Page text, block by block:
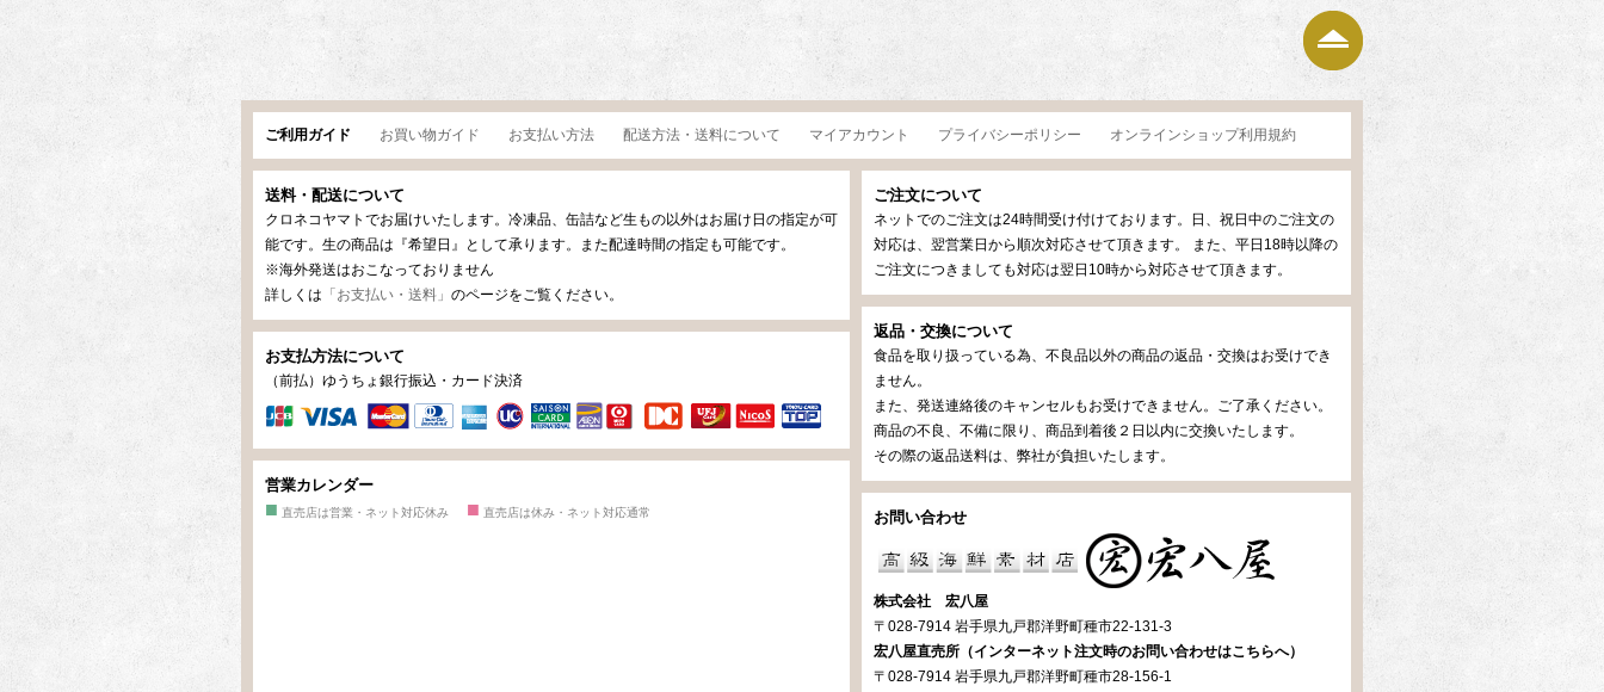
ご利用ガイド お買い物ガイド お支払い方法 配送方法・送料について マイアカウント プライバシーポリシー オンラインショップ利用規約
送料・配送について
クロネコヤマトでお届けいたします。冷凍品、缶詰など生もの以外はお届け日の指定が可
能です。生の商品は『希望日』として承ります。また配達時間の指定も可能です。
※海外発送はおこなっておりません
詳しくは 「お支払い・送料」 のページをご覧ください。
お支払方法について
（前払）ゆうちょ銀行振込・カード決済
営業カレンダー
■ 直売店は営業・ネット対応休み ■ 直売店は休み・ネット対応通常
ご注文について
ネットでのご注文は24時間受け付けております。日、祝日中のご注文の
対応は、翌営業日から順次対応させて頂きます。 また、平日18時以降の
ご注文につきましても対応は翌日10時から対応させて頂きます。
返品・交換について
食品を取り扱っている為、不良品以外の商品の返品・交換はお受けでき
ません。
また、発送連絡後のキャンセルもお受けできません。ご了承ください。
商品の不良、不備に限り、商品到着後２日以内に交換いたします。
その際の返品送料は、弊社が負担いたします。
お問い合わせ
株式会社 宏八屋
〒028-7914 岩手県九戸郡洋野町種市22-131-3
宏八屋直売所（インターネット注文時のお問い合わせはこちらへ）
〒028-7914 岩手県九戸郡洋野町種市28-156-1